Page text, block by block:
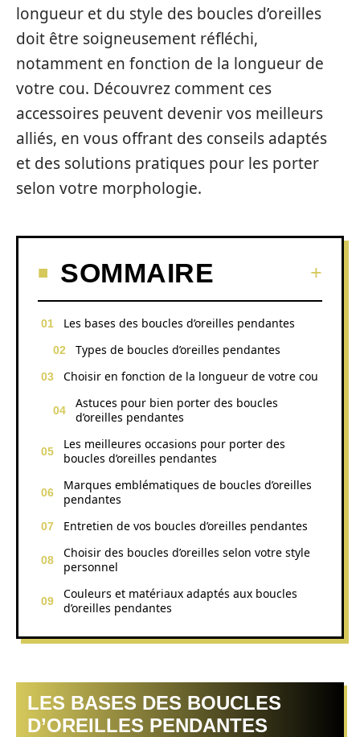
longueur et du style des boucles d’oreilles
doit être soigneusement réfléchi,
notamment en fonction de la longueur de
votre cou. Découvrez comment ces
accessoires peuvent devenir vos meilleurs
alliés, en vous offrant des conseils adaptés
et des solutions pratiques pour les porter
selon votre morphologie.
SOMMAIRE
Les bases des boucles d’oreilles pendantes
Types de boucles d’oreilles pendantes
Choisir en fonction de la longueur de votre cou
Astuces pour bien porter des boucles
d’oreilles pendantes
Les meilleures occasions pour porter des
boucles d’oreilles pendantes
Marques emblématiques de boucles d’oreilles
pendantes
Entretien de vos boucles d’oreilles pendantes
Choisir des boucles d’oreilles selon votre style
personnel
Couleurs et matériaux adaptés aux boucles
d’oreilles pendantes
LES BASES DES BOUCLES
D’OREILLES PENDANTES